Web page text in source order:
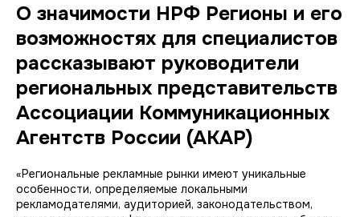
О значимости НРФ Регионы и его
возможностях для специалистов
рассказывают руководители
региональных представительств
Ассоциации Коммуникационных
Агентств России (АКАР)
«Региональные рекламные рынки имеют уникальные
особенности, определяемые локальными
рекламодателями, аудиторией, законодательством,